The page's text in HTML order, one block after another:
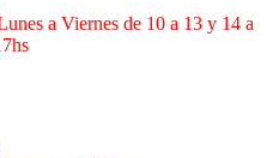
a Viernes de 10 a 13 y 14 a